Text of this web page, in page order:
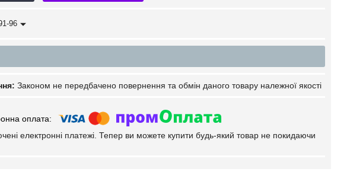
96
Законом не передбачено повернення та обмін даного товару належної якості
електронні платежі. Тепер ви можете купити будь-який товар не покидаючи